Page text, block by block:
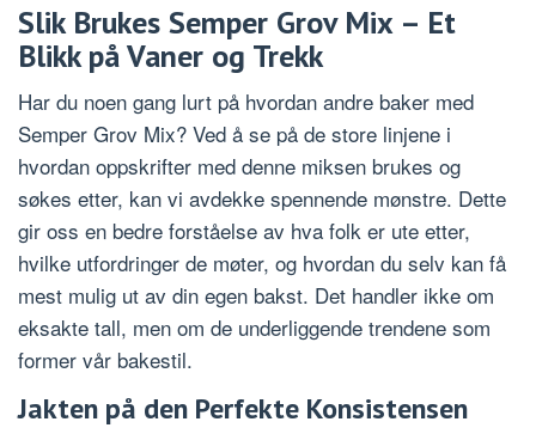
Slik Brukes Semper Grov Mix – Et
Blikk på Vaner og Trekk
Har du noen gang lurt på hvordan andre baker med
Semper Grov Mix? Ved å se på de store linjene i
hvordan oppskrifter med denne miksen brukes og
søkes etter, kan vi avdekke spennende mønstre. Dette
gir oss en bedre forståelse av hva folk er ute etter,
hvilke utfordringer de møter, og hvordan du selv kan få
mest mulig ut av din egen bakst. Det handler ikke om
eksakte tall, men om de underliggende trendene som
former vår bakestil.
Jakten på den Perfekte Konsistensen